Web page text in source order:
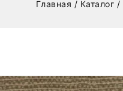
Главная / Каталог /